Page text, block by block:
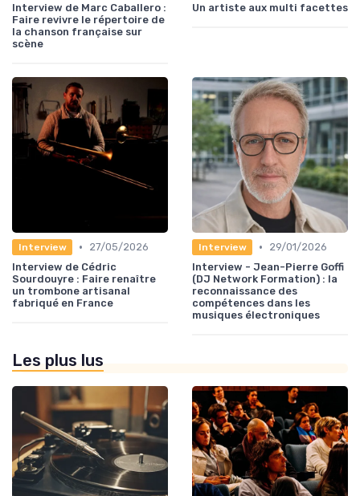
Interview de Marc Caballero :
Faire revivre le répertoire de
la chanson française sur
scène
Un artiste aux multi facettes
Interview •
27/05/2026
Interview de Cédric
Sourdouyre : Faire renaître
un trombone artisanal
fabriqué en France
Interview •
29/01/2026
Interview - Jean-Pierre Goffi
(DJ Network Formation) : la
reconnaissance des
compétences dans les
musiques électroniques
Les plus lus